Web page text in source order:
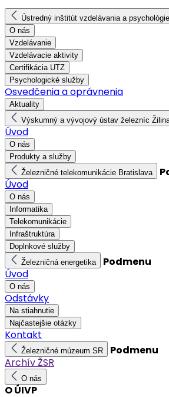
Ústredný inštitút vzdelávania a psychológie
O nás
Vzdelávanie
Vzdelávacie aktivity
Certifikácia UTZ
Psychologické služby
Osvedčenia a oprávnenia
Aktuality
Výskumný a vývojový ústav železníc
Úvod
O nás
Produkty a služby
Železničné telekomunikácie Bratislava
Úvod
O nás
Informatika
Telekomunikácie
Infraštruktúra
Doplnkové služby
Železničná energetika
Podmenu
Úvod
O nás
Odstávky
Na stiahnutie
Najčastejšie otázky
Kontakt
Železničné múzeum SR
Podmenu
Archív ŽSR
O nás
O ÚIVP